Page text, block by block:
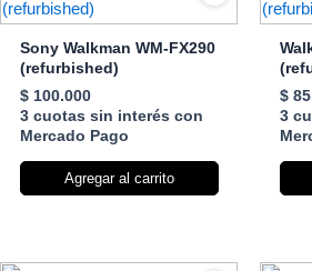
Sony Walkman WM-FX290
(refurbished)
$100.000
3 cuotas sin interés con
Mercado Pago
Agregar al carrito
$
3